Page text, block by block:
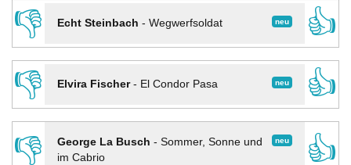
👎
neu
Echt Steinbach - Wegwerfsoldat
👍
👎
neu
Elvira Fischer- El Condor Pasa
👍
👎
neu
George La Busch - Sommer, Sonne und
im Cabrio
👍